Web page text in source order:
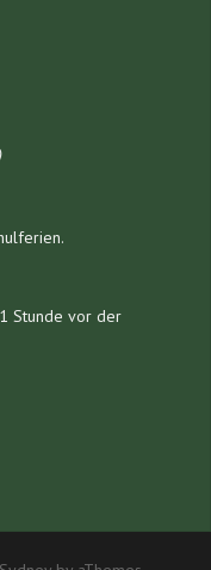
Stunde vor der